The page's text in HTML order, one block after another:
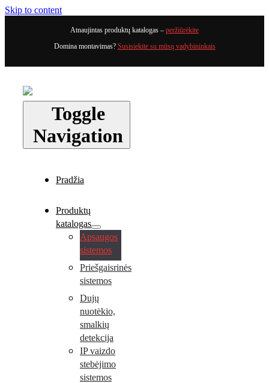
Skip to content
Atnaujintas produktų katalogas – peržiūrėkite
Domina montavimas? Susisiekite su mūsų vadybininkais
Toggle
Navigation
Pradžia
Produktų
katalogas
Apsaugos
sistemos
Priešgaisrinės
sistemos
Dujų
nuotėkio,
smalkių
detekcija
IP vaizdo
stebėjimo
sistemos